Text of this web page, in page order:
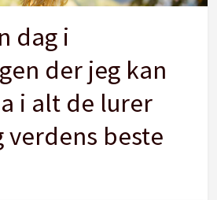
dag i
der jeg kan
i alt de lurer
verdens beste